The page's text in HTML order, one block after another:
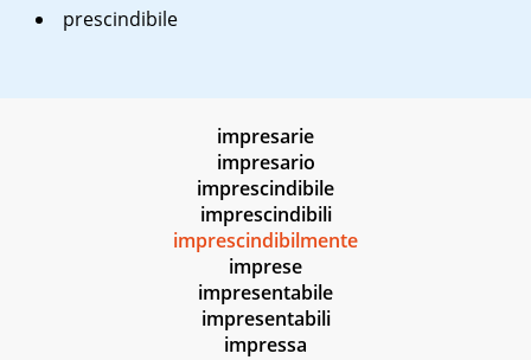
prescindibile
impresarie
impresario
imprescindibile
imprescindibili
imprescindibilmente
imprese
impresentabile
impresentabili
impressa